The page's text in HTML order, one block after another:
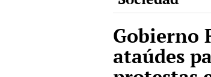
Gobierno
ataúdes
protestas